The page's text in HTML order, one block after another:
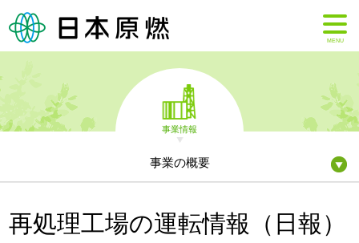
MENU
事業情報
事業の概要
再処理工場の運転情報（日報）